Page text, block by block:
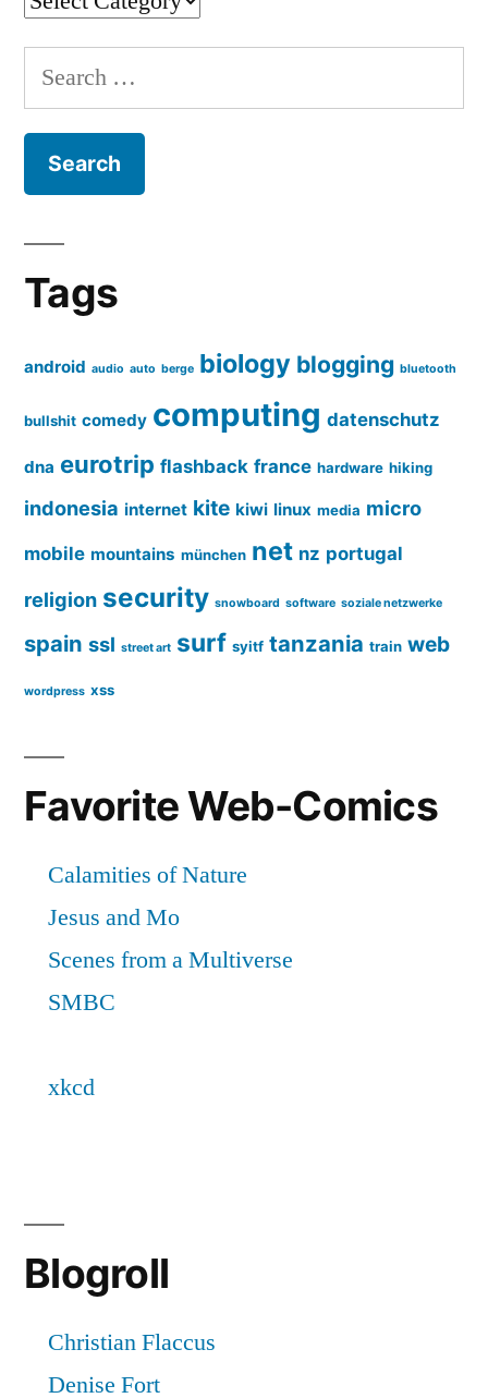
Search
for:
Tags
android audio auto berge biology blogging bluetooth
bullshit comedy computing datenschutz
dna eurotrip flashback france hardware hiking
indonesia internet kite kiwi linux media micro
mobile mountains münchen net nz portugal
religion security snowboard software soziale netzwerke
spain ssl street art surf syitf tanzania train web
wordpress xss
Favorite Web-Comics
Blogroll